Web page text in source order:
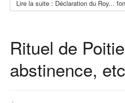
Lire la suite : Déclaration du Roy...
Rituel de
abstinence, etc